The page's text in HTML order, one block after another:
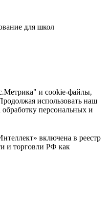
для школ
и cookie-файлы,
использовать наш
обработку персональных и
включена в реестр
и торговли РФ как